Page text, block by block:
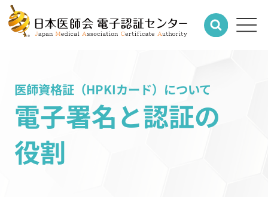
医師資格証（HPKIカード）について
電子署名と認証の
役割